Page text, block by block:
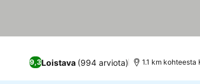
9,3Loistava (994 arviota) 1.1 km kohteesta